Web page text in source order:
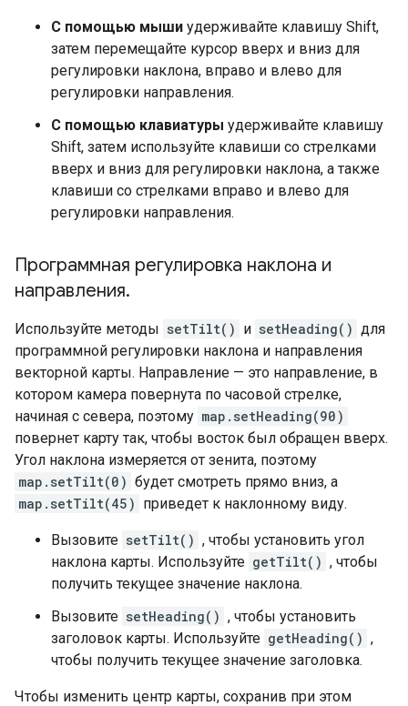
С помощью мыши удерживайте клавишу Shift,
затем перемещайте курсор вверх и вниз для
регулировки наклона, вправо и влево для
регулировки направления.
С помощью клавиатуры удерживайте клавишу
Shift, затем используйте клавиши со стрелками
вверх и вниз для регулировки наклона, а также
клавиши со стрелками вправо и влево для
регулировки направления.
Программная регулировка наклона и
направления.
Используйте методы setTilt() и setHeading() для
программной регулировки наклона и направления
векторной карты. Направление — это направление, в
котором камера повернута по часовой стрелке,
начиная с севера, поэтому map.setHeading(90)
повернет карту так, чтобы восток был обращен вверх.
Угол наклона измеряется от зенита, поэтому
map.setTilt(0) будет смотреть прямо вниз, а
map.setTilt(45) приведет к наклонному виду.
Вызовите setTilt() , чтобы установить угол
наклона карты. Используйте getTilt() , чтобы
получить текущее значение наклона.
Вызовите setHeading() , чтобы установить
заголовок карты. Используйте getHeading() ,
чтобы получить текущее значение заголовка.
Чтобы изменить центр карты, сохранив при этом